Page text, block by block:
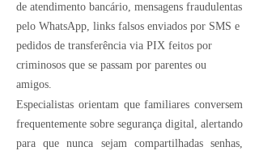
de atendimento bancário, mensagens fraudulentas
pelo WhatsApp, links falsos enviados por SMS e
pedidos de transferência via PIX feitos por
criminosos que se passam por parentes ou
amigos.
Especialistas orientam que familiares conversem
frequentemente sobre segurança digital, alertando
para que nunca sejam compartilhadas senhas,